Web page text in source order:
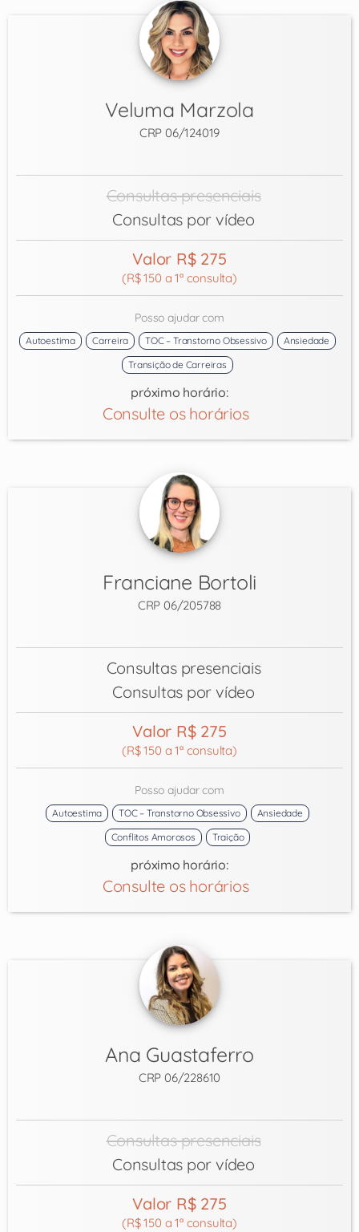
Veluma Marzola
CRP 06/124019
Consultas presenciais
Consultas por vídeo
Valor R$ 275
(R$ 150 a 1ª consulta)
Posso ajudar com
Autoestima Carreira TOC – Transtorno Obsessivo
Ansiedade
Transição de Carreiras
próximo horário:
Consulte os horários
Franciane Bortoli
CRP 06/205788
Consultas presenciais
Consultas por vídeo
Valor R$ 275
(R$ 150 a 1ª consulta)
Posso ajudar com
Autoestima TOC – Transtorno Obsessivo
Ansiedade
Conflitos Amorosos
Traição
próximo horário:
Consulte os horários
Ana Guastaferro
CRP 06/228610
Consultas presenciais
Consultas por vídeo
Valor R$ 275
(R$ 150 a 1ª consulta)